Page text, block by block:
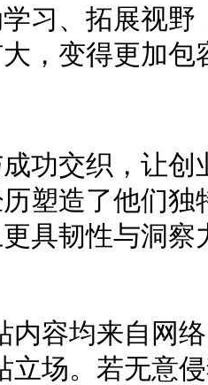
习、拓展视
，变得更加包
功交织，让
塑造了他们
具韧性与洞察
内容均来自网
立场。若无意